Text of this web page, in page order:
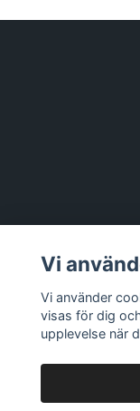
Missa inte
Vi
Vi använder
visas för dig
upplevelse när